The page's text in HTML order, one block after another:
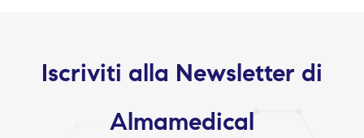
Iscriviti alla Newsletter di
Almamedical